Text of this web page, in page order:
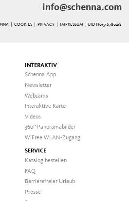
info@schenna.com
| COOKIES| PRIVACY| IMPRESSUM | UID IT01516780218
INTERAKTIV
Schenna App
Newsletter
Webcams
Interaktive Karte
Videos
360° Panoramabilder
WiFree WLAN-Zugang
SERVICE
Katalog bestellen
FAQ
Barrierefreier Urlaub
Presse